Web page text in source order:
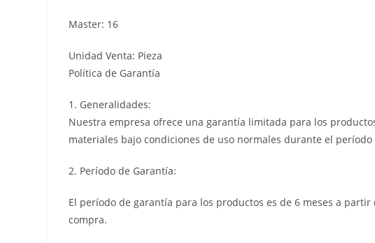
Master: 16
Unidad Venta: Pieza
Política de Garantía
1. Generalidades:
Nuestra empresa ofrece una garantía limitada para los
materiales bajo condiciones de uso normales durante el
2. Período de Garantía:
El período de garantía para los productos es de 6 meses a
compra.